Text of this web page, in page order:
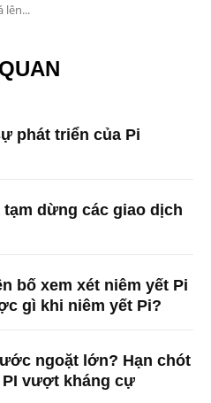
lên...
phát triển của Pi
dừng các giao dịch
bố xem xét niêm yết Pi
gì khi niêm yết Pi?
ngoặt lớn? Hạn chót
PI vượt kháng cự